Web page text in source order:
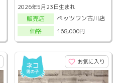
2026年5月23日生まれ
販売店
ペッツワン古川店
価格
168,000円
お気に入り